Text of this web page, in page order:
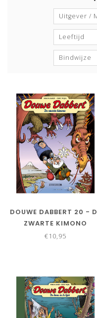
Uitgever /
Leeftijd
Bindwijze
DOUWE DABBERT 20 -
ZWARTE KIMONO
€10,95